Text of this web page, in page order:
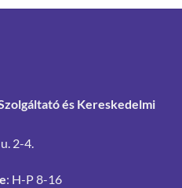
és Kereskedelmi
2-4.
: H-P 8-16